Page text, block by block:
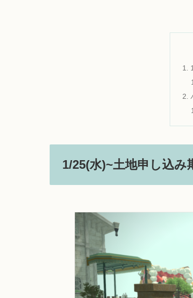
1/25(水)~土地申し込み